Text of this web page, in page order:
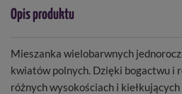
Opis produktu
Mieszanka wielobarwnych
kwiatów polnych. Dzięki bogactwu i
różnych wysokościach i